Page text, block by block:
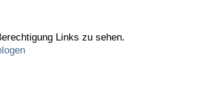
Links zu sehen.